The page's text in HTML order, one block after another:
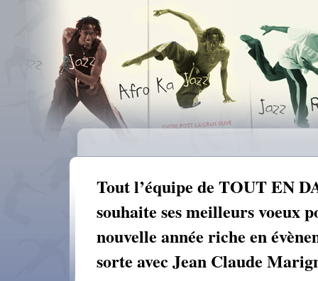
Tout l’équipe de TOUT EN
souhaite ses meilleurs voeux
nouvelle année riche en
sorte avec Jean Claude